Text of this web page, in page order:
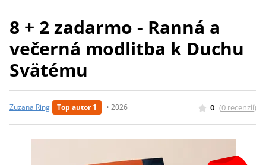
8 + 2 zadarmo - Ranná a
večerná modlitba k Duchu
Svätému
Zuzana Ring Top autor 1 • 2026 0 (0 recenzií)